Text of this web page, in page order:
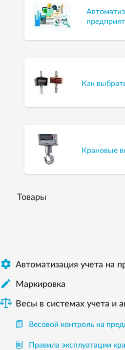
Как
Крановые
Товары
 Автоматизация учета на
 Маркировка
Весы в системах учета и
Весовой контроль на
Правила эксплуатации